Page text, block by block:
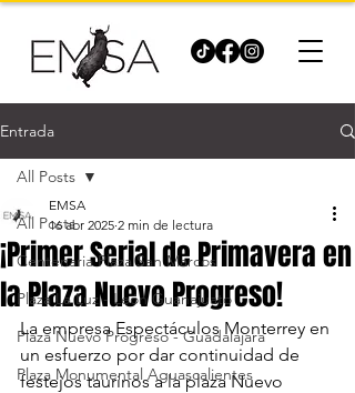
Entrada
All Posts
Centenaria Plaza San Marcos
Plaza La Luz - León Guanajuato
Plaza Nuevo Progreso - Guadalajara
Plaza Monumental Aguascalientes
All Posts
¡Primer Serial de Primavera en
la Plaza Nuevo Progreso!
EMSA
16 abr 2025 2 min de lectura
La empresa Espectáculos Monterrey en
un esfuerzo por dar continuidad de
festejos taurinos a la plaza Nuevo